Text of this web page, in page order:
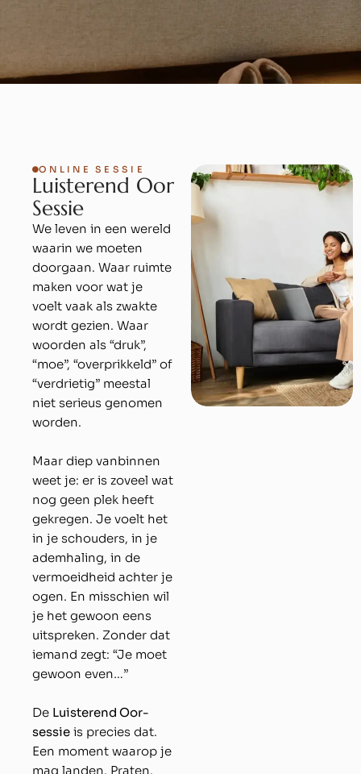
ONLINE SESSIE
Luisterend Oor
Sessie
We leven in een wereld
waarin we moeten
doorgaan. Waar ruimte
maken voor wat je
voelt vaak als zwakte
wordt gezien. Waar
woorden als “druk”,
“moe”, “overprikkeld” of
“verdrietig” meestal
niet serieus genomen
worden.
Maar diep vanbinnen
weet je: er is zoveel wat
nog geen plek heeft
gekregen. Je voelt het
in je schouders, in je
ademhaling, in de
vermoeidheid achter je
ogen. En misschien wil
je het gewoon eens
uitspreken. Zonder dat
iemand zegt: “Je moet
gewoon even…”
De Luisterend Oor-
sessie is precies dat.
Een moment waarop je
mag landen. Praten.